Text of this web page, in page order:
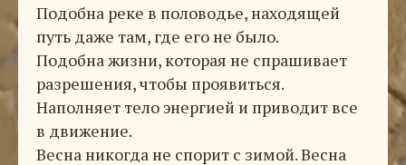
Подобна реке в половодье, находящей
путь даже там, где его не было.
Подобна жизни, которая не спрашивает
разрешения, чтобы проявиться.
Наполняет тело энергией и приводит все
в движение.
Весна никогда не спорит с зимой. Весна